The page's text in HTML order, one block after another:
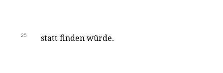
25 statt finden würde.